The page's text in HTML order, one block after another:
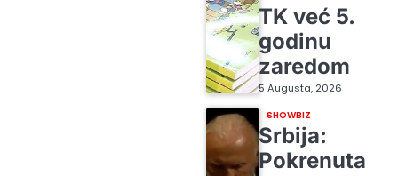
TK već 5.
godinu
zaredom
5 Augusta, 2026
SHOWBIZ
Srbija:
Pokrenuta